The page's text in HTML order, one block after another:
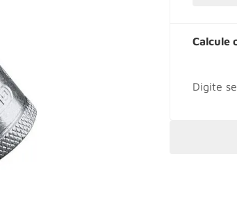
Calcule